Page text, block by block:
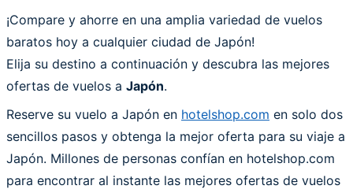
¡Compare y ahorre en una amplia variedad de vuelos
baratos hoy a cualquier ciudad de Japón!
Elija su destino a continuación y descubra las mejores
ofertas de vuelos a Japón.
Reserve su vuelo a Japón en hotelshop.com en solo dos
sencillos pasos y obtenga la mejor oferta para su viaje a
Japón. Millones de personas confían en hotelshop.com
para encontrar al instante las mejores ofertas de vuelos